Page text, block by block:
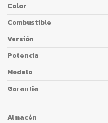
Color
Combustible
Versión
Potencia
Modelo
Garantia
Almacén